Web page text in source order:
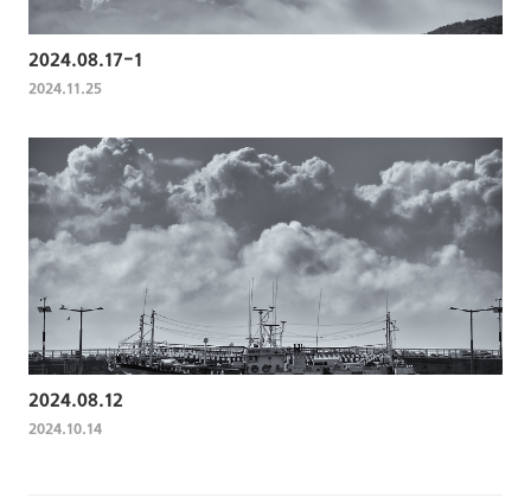
2024.08.17-1
2024.11.25
2024.08.12
2024.10.14